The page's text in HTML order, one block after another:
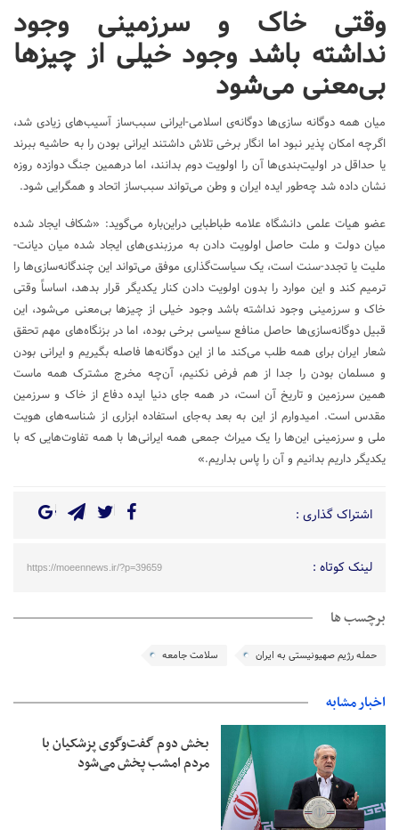
وقتی خاک و سرزمینی وجود
نداشته باشد وجود خیلی از چیزها
بی‌معنی می‌شود
میان همه دوگانه سازی‌ها دوگانه‌ی اسلامی-ایرانی سبب‌ساز آسیب‌های زیادی شد،
اگرچه امکان پذیر نبود اما انگار برخی تلاش داشتند ایرانی بودن را به حاشیه ببرند
یا حداقل در اولیت‌بندی‌ها آن را اولویت دوم بدانند، اما درهمین جنگ دوازده روزه
نشان داده شد چه‌طور ایده ایران و وطن می‌تواند سبب‌ساز اتحاد و همگرایی شود.
عضو هیات علمی دانشگاه علامه طباطبایی دراین‌باره می‌گوید: «شکاف ایجاد شده
میان دولت و ملت حاصل اولویت دادن به مرزبندی‌های ایجاد شده میان دیانت-
ملیت یا تجدد-سنت است، یک سیاست‌گذاری موفق می‌تواند این چندگانه‌سازی‌ها را
ترمیم کند و این موارد را بدون اولویت دادن کنار یکدیگر قرار بدهد، اساساً وقتی
خاک و سرزمینی وجود نداشته باشد وجود خیلی از چیزها بی‌معنی می‌شود، این
قبیل دوگانه‌سازی‌ها حاصل منافع سیاسی برخی بوده، اما در بزنگاه‌های مهم تحقق
شعار ایران برای همه طلب می‌کند ما از این دوگانه‌ها فاصله بگیریم و ایرانی بودن
و مسلمان بودن را جدا از هم فرض نکنیم، آن‌چه مخرج مشترک همه ماست
همین سرزمین و تاریخ آن است، در همه جای دنیا ایده دفاع از خاک و سرزمین
مقدس است. امیدوارم از این به بعد به‌جای استفاده ابزاری از شناسه‌های هویت
ملی و سرزمینی این‌ها را یک میراث جمعی همه ایرانی‌ها با همه تفاوت‌هایی که با
یکدیگر داریم بدانیم و آن را پاس بداریم.»
اشتراک گذاری :
لینک کوتاه : https://moeennews.ir/?p=39659
برچسب ها
حمله رژیم صهیونیستی به ایران سلامت جامعه
اخبار مشابه
بخش دوم گفت‌وگوی پزشکیان با
مردم امشب پخش می‌شود